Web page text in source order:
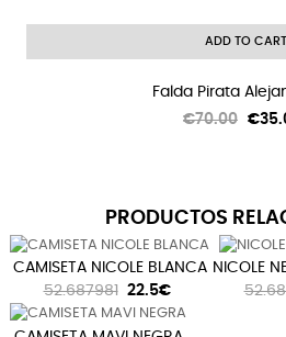
ADD TO CART
Falda Pirata
Regular
€70.00 Price
PRODUCTOS
CAMISETA NICOLE BLANCA
52.687981
22.5€
NICOLE